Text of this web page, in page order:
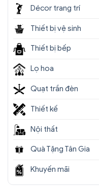
Décor trang trí
Thiết bị vệ sinh
Thiết bị bếp
Lọ hoa
Quạt trần đèn
Thiết kế
Nội thất
Quà Tặng Tân Gia
Khuyến mãi